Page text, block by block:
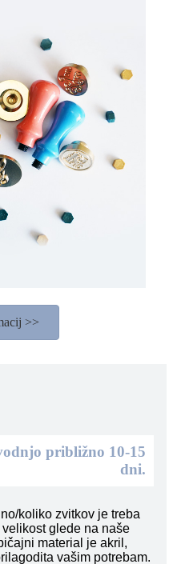
>>
približno 10-15
dni.
koliko zvitkov je treba
glede na naše
material je akril,
vašim potrebam.